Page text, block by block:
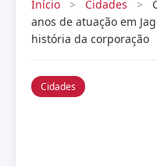
Início > Cidades >
anos de atuação em
história da corporação
Cidades